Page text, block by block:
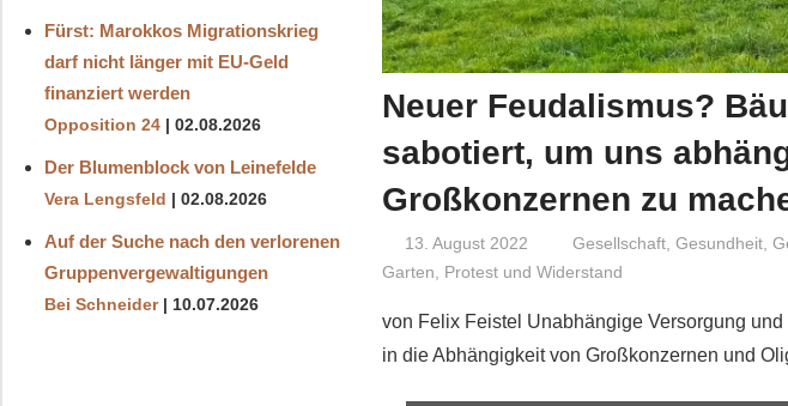
Neuer Feudalismus?
sabotiert, um uns
Großkonzernen zu
13. August 2022 Niki Vogt
Gesellschaft, Gesundheit,
Garten, Protest und Widerstand
von Felix Feistel Unabhängige Versorgung
in die Abhängigkeit von Großkonzernen und
Fürst: Marokkos Migrationskrieg
darf nicht länger mit EU-Geld
finanziert werden
Opposition 24 02.08.2026
Der Blumenblock von Leinefelde
Vera Lengsfeld 02.08.2026
Auf der Suche nach den verlorenen
Gruppenvergewaltigungen
Bei Schneider 10.07.2026